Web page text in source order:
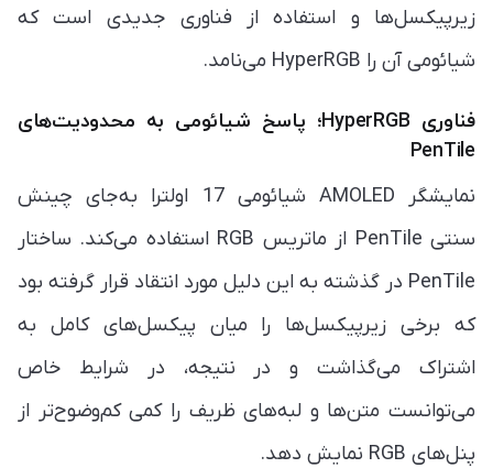
زیرپیکسل‌ها و استفاده از فناوری جدیدی است که
شیائومی آن را HyperRGB می‌نامد.
فناوری HyperRGB؛ پاسخ شیائومی به محدودیت‌های
PenTile
نمایشگر AMOLED شیائومی 17 اولترا به‌جای چینش
سنتی PenTile از ماتریس RGB استفاده می‌کند. ساختار
PenTile در گذشته به این دلیل مورد انتقاد قرار گرفته بود
که برخی زیرپیکسل‌ها را میان پیکسل‌های کامل به
اشتراک می‌گذاشت و در نتیجه، در شرایط خاص
می‌توانست متن‌ها و لبه‌های ظریف را کمی کم‌وضوح‌تر از
پنل‌های RGB نمایش دهد.